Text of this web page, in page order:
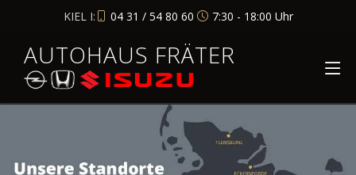
KIEL I: 04 31 / 54 80 60 7:30 - 18:00 Uhr
AUTOHAUS FRÄTER